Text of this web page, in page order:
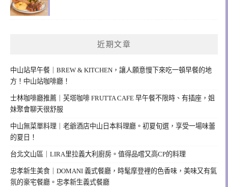
近期文章
中山站早午餐｜BREW & KITCHEN，讓人願意慢下來吃一頓早餐的地
方！中山站咖啡廳！
士林咖啡廳推薦｜芙塔咖啡 FRUTTA CAFE 早午餐不限時、有插座，姐
妹聚會聊天很舒服
中山無菜單料理｜老爺酒店中山日本料理廳。初夏旬選，享受一場味蕾
的夏日！
台北文山區｜LIRA里拉義大利廚房。值得品嚐又高CP的料理
忠孝新生美食｜DOMANI 義式餐廳，時髦摩登裡的色香味，美味又有氣
氛的豪宅餐廳。忠孝新生義式餐廳